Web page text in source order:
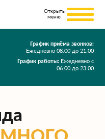
График приёма звонков:
Ежедневно 08.00 до 21.00
График работы: Ежедневно с
06:00 до 23:00